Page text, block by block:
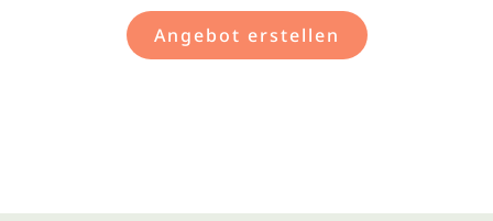
Angebot erstellen